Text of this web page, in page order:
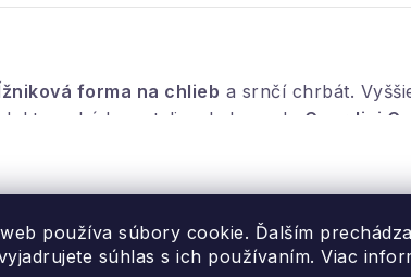
používa súbory cookie. Ďalším
súhlas s ich používaním. Viac
forma na chlieb a srnčí chrbát.
pochádza z talianskeho radu Guardini
držať tvar aj počas kysnutia v rúre.